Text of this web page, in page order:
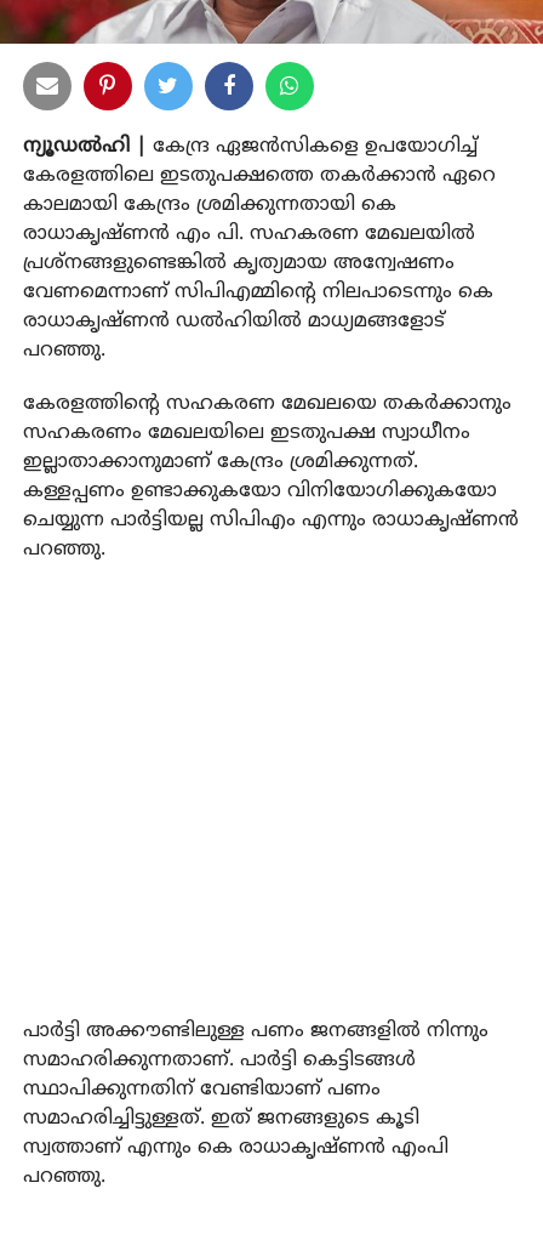
ന്യൂഡല്‍ഹി | കേന്ദ്ര ഏജന്‍സികളെ ഉപയോഗിച്ച്
കേരളത്തിലെ ഇടതുപക്ഷത്തെ തകര്‍ക്കാന്‍ ഏറെ
കാലമായി കേന്ദ്രം ശ്രമിക്കുന്നതായി കെ
രാധാകൃഷ്ണന്‍ എം പി. സഹകരണ മേഖലയില്‍
പ്രശ്‌നങ്ങളുണ്ടെങ്കില്‍ കൃത്യമായ അന്വേഷണം
വേണമെന്നാണ് സിപിഎമ്മിന്റെ നിലപാടെന്നും കെ
രാധാകൃഷ്ണന്‍ ഡല്‍ഹിയില്‍ മാധ്യമങ്ങളോട്
പറഞ്ഞു.
കേരളത്തിന്റെ സഹകരണ മേഖലയെ തകര്‍ക്കാനും
സഹകരണം മേഖലയിലെ ഇടതുപക്ഷ സ്വാധീനം
ഇല്ലാതാക്കാനുമാണ് കേന്ദ്രം ശ്രമിക്കുന്നത്.
കള്ളപ്പണം ഉണ്ടാക്കുകയോ വിനിയോഗിക്കുകയോ
ചെയ്യുന്ന പാര്‍ട്ടിയല്ല സിപിഎം എന്നും രാധാകൃഷ്ണന്‍
പറഞ്ഞു.
പാര്‍ട്ടി അക്കൗണ്ടിലുള്ള പണം ജനങ്ങളില്‍ നിന്നും
സമാഹരിക്കുന്നതാണ്. പാര്‍ട്ടി കെട്ടിടങ്ങള്‍
സ്ഥാപിക്കുന്നതിന് വേണ്ടിയാണ് പണം
സമാഹരിച്ചിട്ടുള്ളത്. ഇത് ജനങ്ങളുടെ കൂടി
സ്വത്താണ് എന്നും കെ രാധാകൃഷ്ണന്‍ എംപി
പറഞ്ഞു.